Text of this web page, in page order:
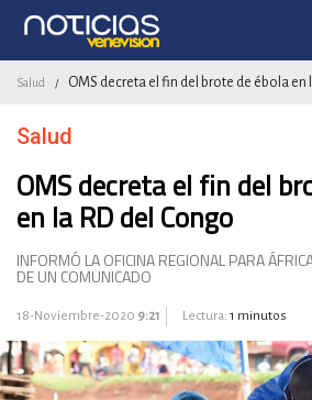
Salud / OMS decreta el fin del brote de ébola en
Salud
OMS decreta el fin del
en la RD del Congo
INFORMÓ LA OFICINA REGIONAL PARA
DE UN COMUNICADO
18-Noviembre-2020 9:21 Lectura: 1 minutos